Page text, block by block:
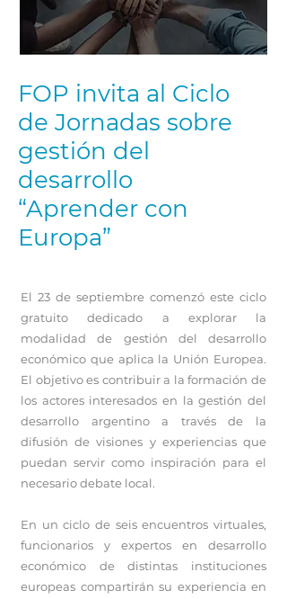
FOP invita al Ciclo
de Jornadas sobre
gestión del
desarrollo
“Aprender con
Europa”
El 23 de septiembre comenzó este ciclo
gratuito dedicado a explorar la
modalidad de gestión del desarrollo
económico que aplica la Unión Europea.
El objetivo es contribuir a la formación de
los actores interesados en la gestión del
desarrollo argentino a través de la
difusión de visiones y experiencias que
puedan servir como inspiración para el
necesario debate local.
En un ciclo de seis encuentros virtuales,
funcionarios y expertos en desarrollo
económico de distintas instituciones
europeas compartirán su experiencia en